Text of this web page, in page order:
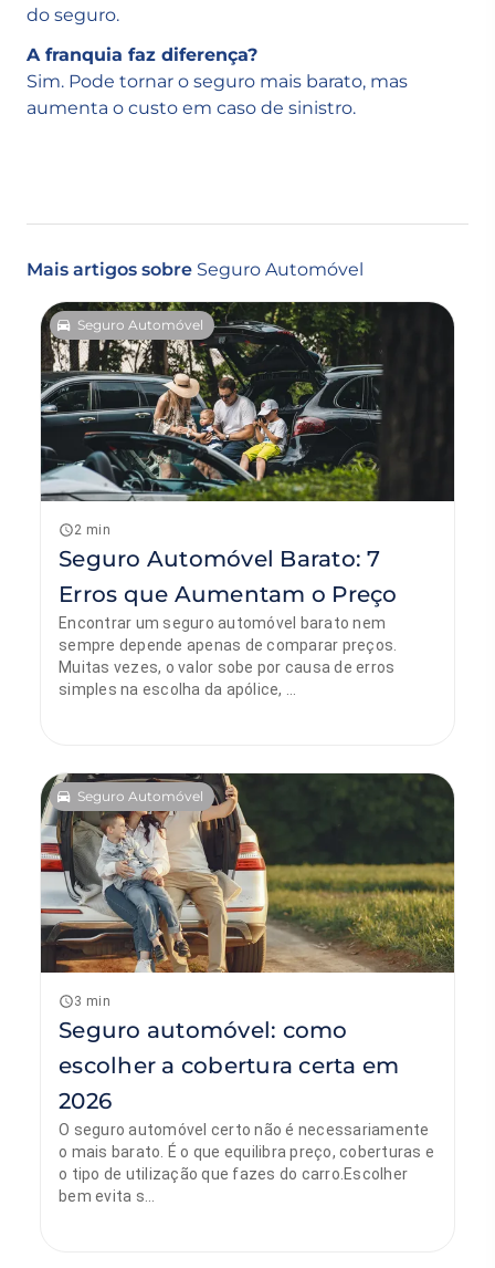
do seguro.
A franquia faz diferença?
Sim. Pode tornar o seguro mais barato, mas
aumenta o custo em caso de sinistro.
Mais artigos sobre Seguro Automóvel
Seguro Automóvel
2 min
Seguro Automóvel Barato: 7
Erros que Aumentam o Preço
Encontrar um seguro automóvel barato nem
sempre depende apenas de comparar preços.
Muitas vezes, o valor sobe por causa de erros
simples na escolha da apólice, ...
Sónia Sobral 12 de abril de 2026
Seguro Automóvel
3 min
Seguro automóvel: como
escolher a cobertura certa em
2026
O seguro automóvel certo não é necessariamente
o mais barato. É o que equilibra preço, coberturas e
o tipo de utilização que fazes do carro.Escolher
bem evita s...